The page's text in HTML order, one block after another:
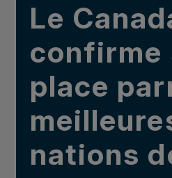
Le
confirme
place
nations